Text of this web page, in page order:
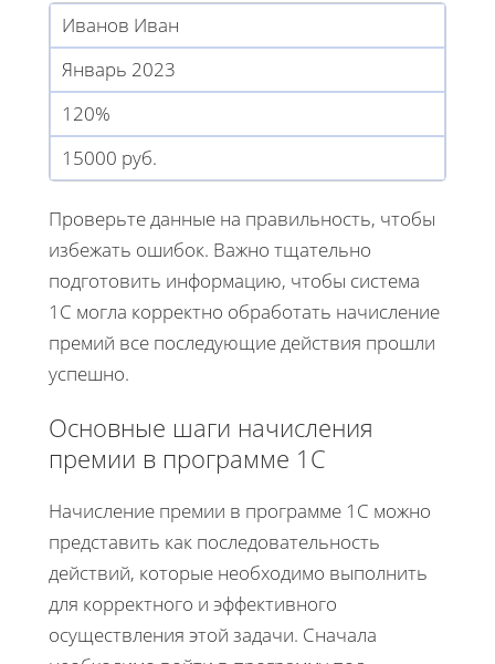
Иванов Иван
Январь 2023
120%
15000 руб.
Проверьте данные на правильность, чтобы
избежать ошибок. Важно тщательно
подготовить информацию, чтобы система
1С могла корректно обработать начисление
премий все последующие действия прошли
успешно.
Основные шаги начисления
премии в программе 1С
Начисление премии в программе 1С можно
представить как последовательность
действий, которые необходимо выполнить
для корректного и эффективного
осуществления этой задачи. Сначала